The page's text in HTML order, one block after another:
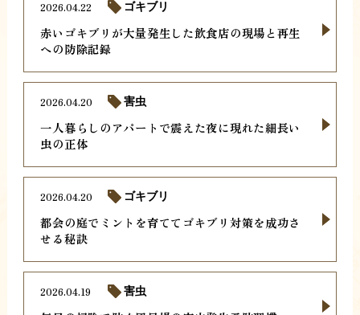
赤いゴキブリが大量発生した飲食店の現場と再生
への防除記録
2026.04.22 ゴキブリ
一人暮らしのアパートで震えた夜に現れた細長い
虫の正体
2026.04.20 害虫
都会の庭でミントを育ててゴキブリ対策を成功さ
せる秘訣
2026.04.20 ゴキブリ
2026.04.19 害虫